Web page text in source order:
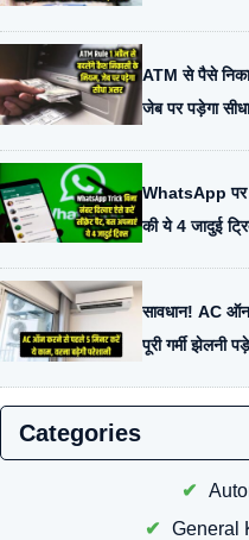
ATM से पैसे
जेब पर पड़ेगा
WhatsApp पर
की ये 4 जादुई
सावधान! AC
पूरी गर्मी झेलनी
Categories
General